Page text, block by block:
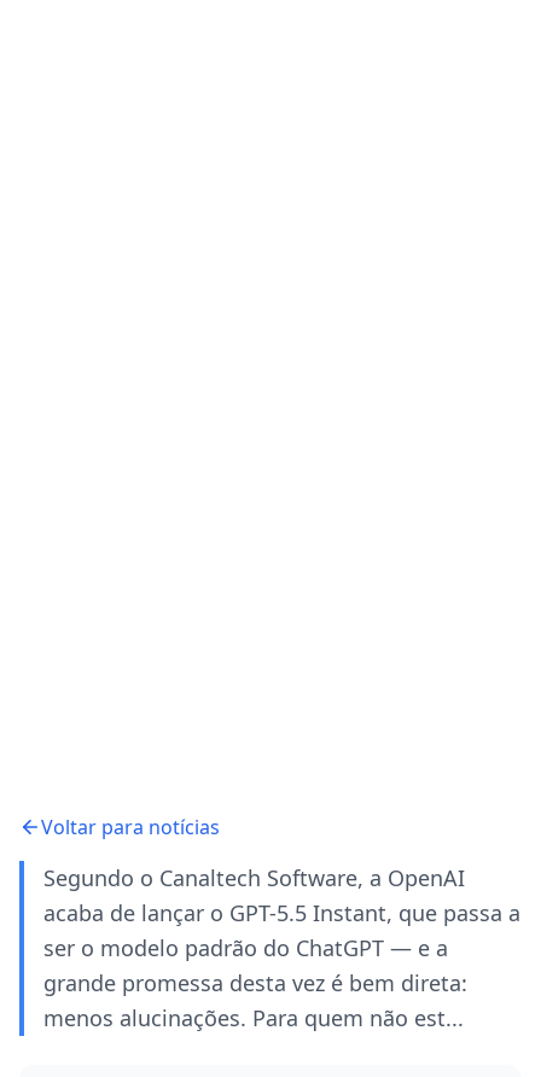
Voltar para notícias
Segundo o Canaltech Software, a OpenAI
acaba de lançar o GPT-5.5 Instant, que passa a
ser o modelo padrão do ChatGPT — e a
grande promessa desta vez é bem direta:
menos alucinações. Para quem não est...